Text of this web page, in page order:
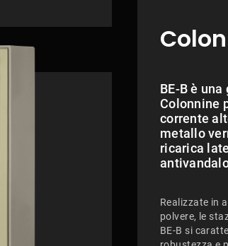
BE-B è
Colonnine
corrente
metallo
ricarica
Realizzate in
polvere, le
BE-B si